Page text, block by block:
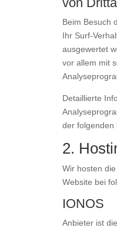
Beim Besuch
Ihr Surf-
ausgewertet
vor allem mit
Detaillierte
der folgenden
2.
Wir hosten
Website bei
IONOS
Anbieter ist